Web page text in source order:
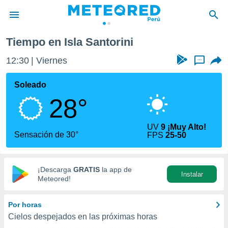
de
ha sido
calidad.
a este
las
y
digital
basada
Tiempo en Isla Santorini
12:30 Viernes ...
Soleado
28°
Sensación de 30°
UV9 ¡Muy Alto!
FPS25-50
¡Descarga GRATIS la app de
Meteored!
Instalar
Por horas
Cielos despejados en las próximas horas